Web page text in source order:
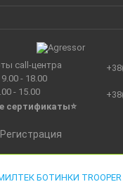
call-центра
- 18.00
- 15.00
сертификаты⭐
Регистрация
БОТИНКИ